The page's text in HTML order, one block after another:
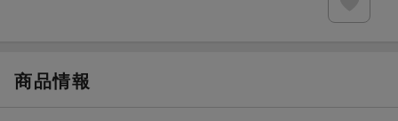
商品情報